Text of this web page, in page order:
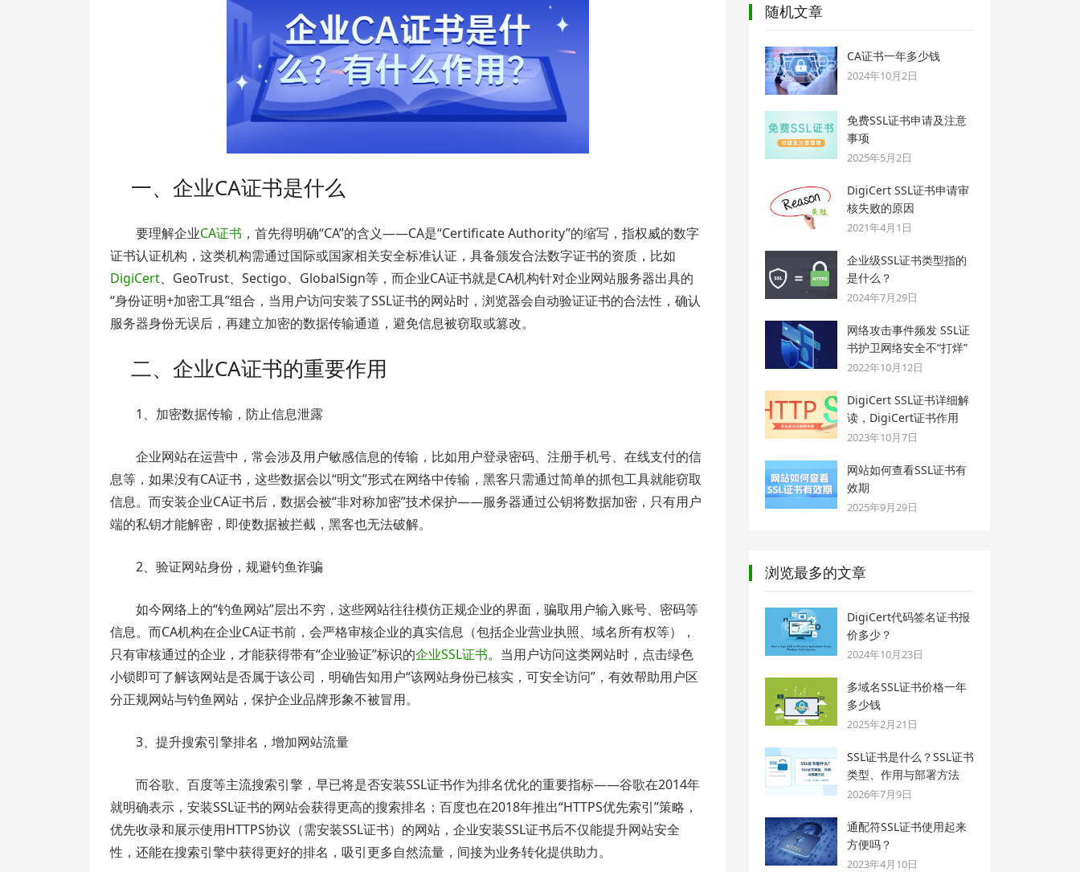
一、企业CA证书是什么
要理解企业CA证书 ，首先得明确“CA”的含义——CA是“Certificate Authority”的缩写，指权威的数字
证书认证机构，这类机构需通过国际或国家相关安全标准认证，具备颁发合法数字证书的资质，比如
DigiCert、GeoTrust、Sectigo、GlobalSign等，而企业CA证书就是CA机构针对企业网站服务器出具的
“身份证明+加密工具”组合，当用户访问安装了SSL证书的网站时，浏览器会自动验证证书的合法性，确认
服务器身份无误后，再建立加密的数据传输通道，避免信息被窃取或篡改。
二、企业CA证书的重要作用
1、加密数据传输，防止信息泄露
企业网站在运营中，常会涉及用户敏感信息的传输，比如用户登录密码、注册手机号、在线支付的信
息等，如果没有CA证书，这些数据会以“明文”形式在网络中传输，黑客只需通过简单的抓包工具就能窃取
信息。而安装企业CA证书后，数据会被“非对称加密”技术保护——服务器通过公钥将数据加密，只有用户
端的私钥才能解密，即使数据被拦截，黑客也无法破解。
2、验证网站身份，规避钓鱼诈骗
如今网络上的“钓鱼网站”层出不穷，这些网站往往模仿正规企业的界面，骗取用户输入账号、密码等
信息。而CA机构在企业CA证书前，会严格审核企业的真实信息（包括企业营业执照、域名所有权等），
只有审核通过的企业，才能获得带有“企业验证”标识的企业SSL证书。当用户访问这类网站时，点击绿色
小锁即可了解该网站是否属于该公司，明确告知用户“该网站身份已核实，可安全访问”，有效帮助用户区
分正规网站与钓鱼网站，保护企业品牌形象不被冒用。
3、提升搜索引擎排名，增加网站流量
而谷歌、百度等主流搜索引擎，早已将是否安装SSL证书作为排名优化的重要指标——谷歌在2014年
就明确表示，安装SSL证书的网站会获得更高的搜索排名；百度也在2018年推出“HTTPS优先索引”策略，
优先收录和展示使用HTTPS协议（需安装SSL证书）的网站，企业安装SSL证书后不仅能提升网站安全
性，还能在搜索引擎中获得更好的排名，吸引更多自然流量，间接为业务转化提供助力。
随机文章
CA证书一年多少钱
2024年10月2日
免费SSL证书申请及注意
事项
2025年5月2日
DigiCert SSL证书申请审
核失败的原因
2021年4月1日
企业级SSL证书类型指的
是什么？
2024年7月29日
网络攻击事件频发 SSL证
书护卫网络安全不“打烊”
2022年10月12日
DigiCert SSL证书详细解
读，DigiCert证书作用
2023年10月7日
网站如何查看SSL证书有
效期
2025年9月29日
浏览最多的文章
DigiCert代码签名证书报
价多少？
2024年10月23日
多域名SSL证书价格一年
多少钱
2025年2月21日
SSL证书是什么？SSL证书
类型、作用与部署方法
2026年7月9日
通配符SSL证书使用起来
方便吗？
2023年4月10日